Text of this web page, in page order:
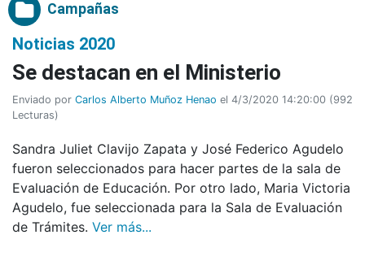
Campañas
Noticias 2020
Se destacan en el Ministerio
Enviado por Carlos Alberto Muñoz Henao el 4/3/2020 14:20:00 (992
Lecturas)
Sandra Juliet Clavijo Zapata y José Federico Agudelo
fueron seleccionados para hacer partes de la sala de
Evaluación de Educación. Por otro lado, Maria Victoria
Agudelo, fue seleccionada para la Sala de Evaluación
de Trámites. Ver más...